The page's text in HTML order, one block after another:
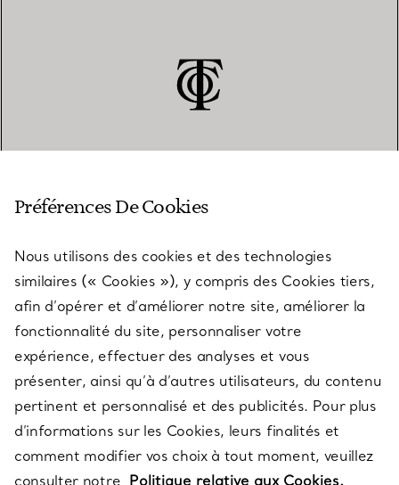
SERVICES
À PROPOS
QUESTIONS LÉGALES
SUIVEZ-NOUS
Préférences De Cookies
Nous utilisons des cookies et des technologies
similaires (« Cookies »), y compris des Cookies tiers,
afin d’opérer et d’améliorer notre site, améliorer la
fonctionnalité du site, personnaliser votre
expérience, effectuer des analyses et vous
présenter, ainsi qu’à d’autres utilisateurs, du contenu
pertinent et personnalisé et des publicités. Pour plus
d’informations sur les Cookies, leurs finalités et
comment modifier vos choix à tout moment, veuillez
consulter notre Politique relative aux Cookies.